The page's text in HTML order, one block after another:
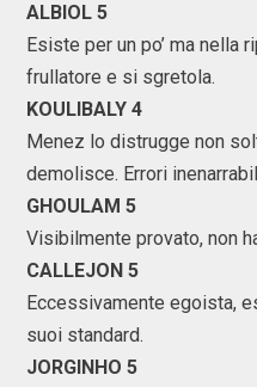
ALBIOL 5
Esiste per un po’ ma nella
frullatore e si sgretola.
KOULIBALY 4
Menez lo distrugge non
demolisce. Errori
GHOULAM 5
Visibilmente provato, non
CALLEJON 5
Eccessivamente egoista,
suoi standard.
JORGINHO 5